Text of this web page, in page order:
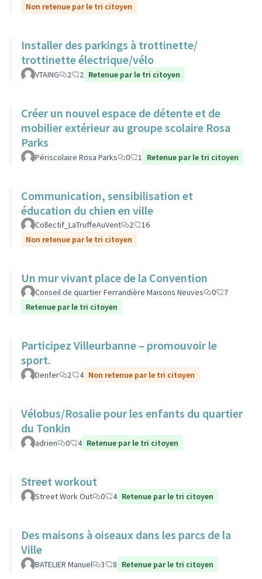
Non retenue par le tri citoyen
Installer des parkings à trottinette/
trottinette électrique/vélo
VTAING 2 2 Retenue par le tri citoyen
Créer un nouvel espace de détente et de
mobilier extérieur au groupe scolaire Rosa
Parks
Périscolaire Rosa Parks 0 1 Retenue par le tri citoyen
Communication, sensibilisation et
éducation du chien en ville
Collectif_LaTruffeAuVent 2
16
Non retenue par le tri citoyen
Un mur vivant place de la Convention
Conseil de quartier Ferrandière Maisons Neuves 0
7
Retenue par le tri citoyen
Participez Villeurbanne – promouvoir le
sport.
Denfer 2 4 Non retenue par le tri citoyen
Vélobus/Rosalie pour les enfants du quartier
du Tonkin
adrien 0 4 Retenue par le tri citoyen
Street workout
Street Work Out 0 4 Retenue par le tri citoyen
Des maisons à oiseaux dans les parcs de la
Ville
BATELIER Manuel 3 8 Retenue par le tri citoyen